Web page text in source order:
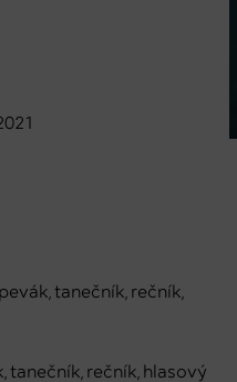
tanečník, rečník,
tanečník, rečník, hlasový